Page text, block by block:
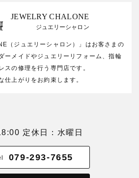
JEWELRY CHALONE
ジュエリーシャロン
（ジュエリーシャロン）」はお客さまの
ーメイドやジュエリーリフォーム、指輪
スの修理を行う専門店です。
仕上がりをお約束します。
定休日：水曜日
079-293-7655